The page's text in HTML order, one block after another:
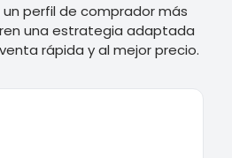
perfil de comprador más
una estrategia adaptada
rápida y al mejor precio.